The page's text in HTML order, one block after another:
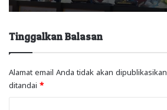
Tinggalkan Balasan
Alamat email Anda tidak akan dipublikasikan.
ditandai *